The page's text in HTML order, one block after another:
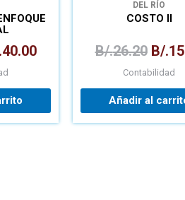
40.00
DEL RÍO
COSTO II
B/.26.20 B/.
Contabilidad
Añadir al